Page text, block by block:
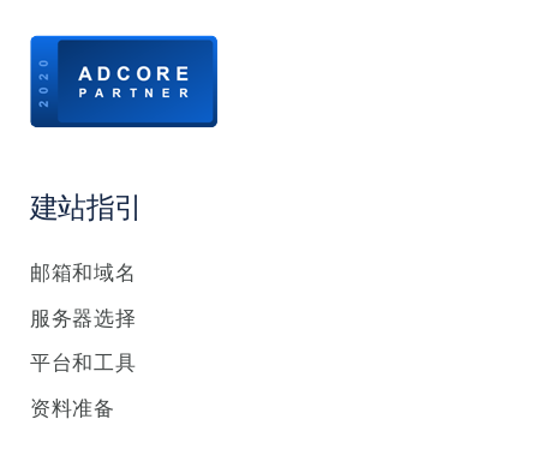
建站指引
邮箱和域名
服务器选择
平台和工具
资料准备